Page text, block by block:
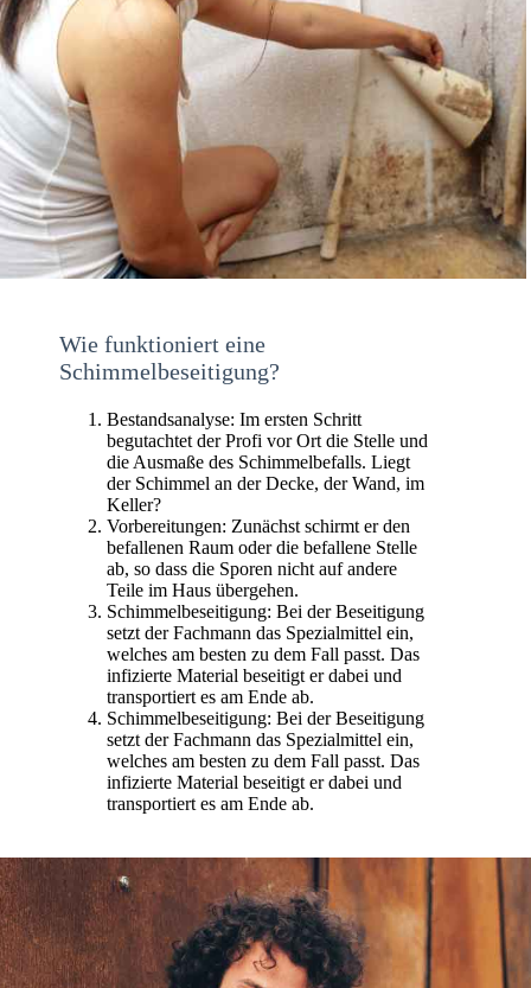
Wie funktioniert eine
Schimmelbeseitigung?
Bestandsanalyse: Im ersten Schritt
begutachtet der Profi vor Ort die Stelle und
die Ausmaße des Schimmelbefalls. Liegt
der Schimmel an der Decke, der Wand, im
Keller?
Vorbereitungen: Zunächst schirmt er den
befallenen Raum oder die befallene Stelle
ab, so dass die Sporen nicht auf andere
Teile im Haus übergehen.
Schimmelbeseitigung: Bei der Beseitigung
setzt der Fachmann das Spezialmittel ein,
welches am besten zu dem Fall passt. Das
infizierte Material beseitigt er dabei und
transportiert es am Ende ab.
Schimmelbeseitigung: Bei der Beseitigung
setzt der Fachmann das Spezialmittel ein,
welches am besten zu dem Fall passt. Das
infizierte Material beseitigt er dabei und
transportiert es am Ende ab.